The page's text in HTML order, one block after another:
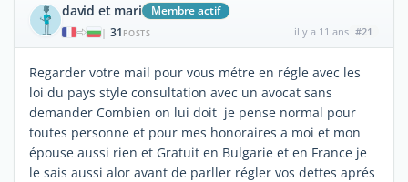
david et mari Membre actif
| 31 POSTS il y a 11 ans #21
Regarder votre mail pour vous métre en régle avec les
loi du pays style consultation avec un avocat sans
demander Combien on lui doit je pense normal pour
toutes personne et pour mes honoraires a moi et mon
épouse aussi rien et Gratuit en Bulgarie et en France je
le sais aussi alor avant de parller régler vos dettes aprés